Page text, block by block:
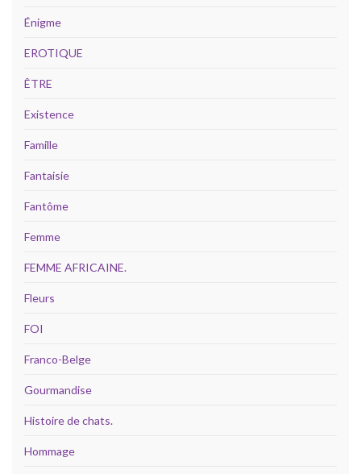
Énigme
EROTIQUE
ÊTRE
Existence
Famille
Fantaisie
Fantôme
Femme
FEMME AFRICAINE.
Fleurs
FOI
Franco-Belge
Gourmandise
Histoire de chats.
Hommage